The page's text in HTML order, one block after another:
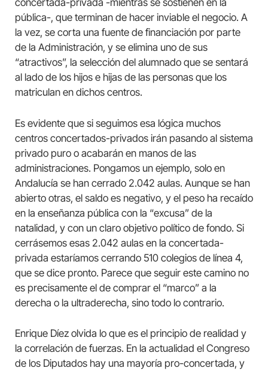
concertada-privada -mientras se sostienen en la
pública-, que terminan de hacer inviable el negocio. A
la vez, se corta una fuente de financiación por parte
de la Administración, y se elimina uno de sus
“atractivos”, la selección del alumnado que se sentará
al lado de los hijos e hijas de las personas que los
matriculan en dichos centros.
Es evidente que si seguimos esa lógica muchos
centros concertados-privados irán pasando al sistema
privado puro o acabarán en manos de las
administraciones. Pongamos un ejemplo, solo en
Andalucía se han cerrado 2.042 aulas. Aunque se han
abierto otras, el saldo es negativo, y el peso ha recaído
en la enseñanza pública con la “excusa” de la
natalidad, y con un claro objetivo político de fondo. Si
cerrásemos esas 2.042 aulas en la concertada-
privada estaríamos cerrando 510 colegios de línea 4,
que se dice pronto. Parece que seguir este camino no
es precisamente el de comprar el “marco” a la
derecha o la ultraderecha, sino todo lo contrario.
Enrique Díez olvida lo que es el principio de realidad y
la correlación de fuerzas. En la actualidad el Congreso
de los Diputados hay una mayoría pro-concertada, y